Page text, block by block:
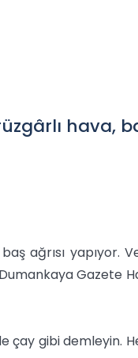
hava,
ağrısı yapıyor.
Gazete
çay gibi demleyin.